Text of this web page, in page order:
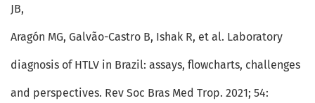
JB,
Aragón MG, Galvão-Castro B, Ishak R, et al. Laboratory
diagnosis of HTLV in Brazil: assays, flowcharts, challenges
and perspectives. Rev Soc Bras Med Trop. 2021; 54: